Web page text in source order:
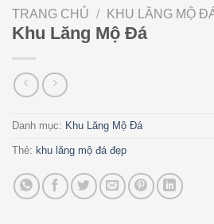
TRANG CHỦ / KHU LĂNG MỘ
Khu Lăng Mộ Đá
Danh mục: Khu Lăng Mộ Đá
Thẻ: khu lăng mộ đá đẹp